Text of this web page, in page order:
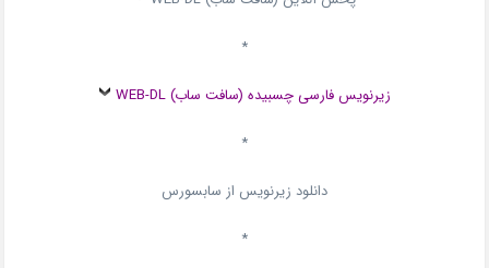
*
زیرنویس فارسی چسبیده (سافت ساب) WEB-DL
*
دانلود زیرنویس از سابسورس
*